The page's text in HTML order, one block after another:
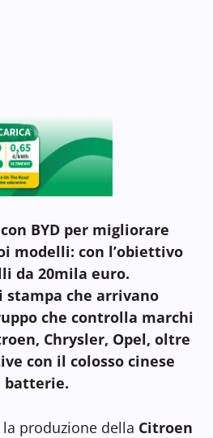
BYD per migliorare
modelli: con l’obiettivo
da 20mila euro.
stampa che arrivano
che controlla marchi
Chrysler, Opel, oltre
con il colosso cinese
batterie.
produzione della Citroen